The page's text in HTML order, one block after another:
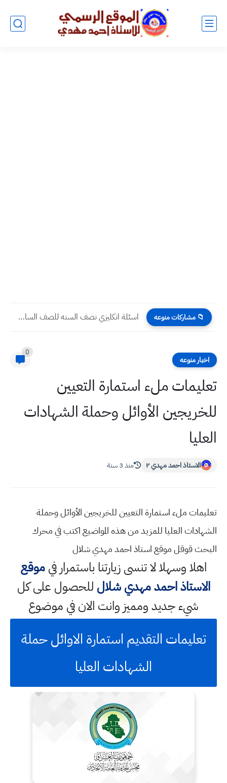
📁 مشاركات منوعه اسئلة انكليزي نصف السنه للصف السادس الابتدائي 2024
اخبار منوعه
0
تعليمات ملء استمارة التعيين
للخريجين الأوائل وحملة الشهادات
العليا
الاستاذ احمد مهدي ٢ منذ 3 سنة
تعليمات ملء استمارة التعيين للخريجين الأوائل وحملة
الشهادات العليا للمزيد من هذه المواضيع اكتب في محرك
البحث قوقل موقع استاذ احمد مهدي شلال
اهلا وسهلالا تنسى زيارتنا باستمرار فيموقع
الاستاذ احمد مهدي شلال للحصول على كل
شيء جديد ومميز وانت الان في موضوع
تعليمات التقديم استمارة الاوائل حملة
الشهادات العليا